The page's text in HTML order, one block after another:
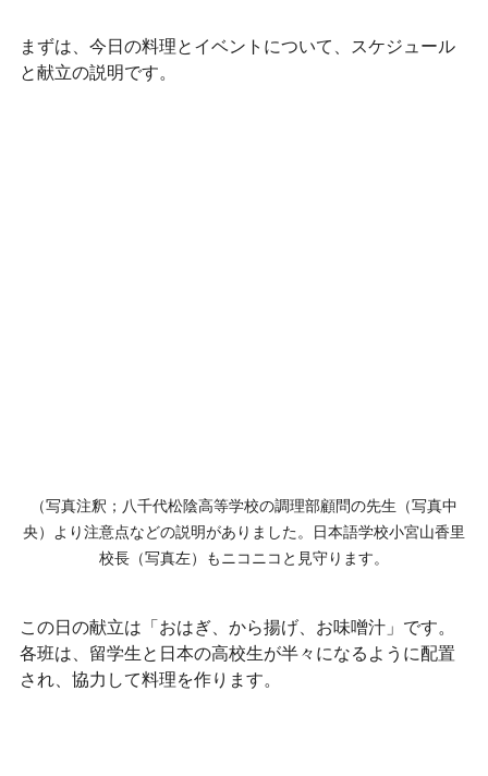
まずは、今日の料理とイベントについて、スケジュール
と献立の説明です。
（写真注釈；八千代松陰高等学校の調理部顧問の先生（写真中
央）より注意点などの説明がありました。日本語学校小宮山香里
校長（写真左）もニコニコと見守ります。
この日の献立は「おはぎ、から揚げ、お味噌汁」です。
各班は、留学生と日本の高校生が半々になるように配置
され、協力して料理を作ります。